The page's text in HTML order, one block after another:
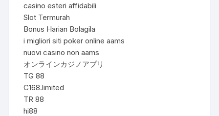
casino esteri affidabili
Slot Termurah
Bonus Harian Bolagila
i migliori siti poker online aams
nuovi casino non aams
オンラインカジノアプリ
TG 88
C168.limited
TR 88
hi88